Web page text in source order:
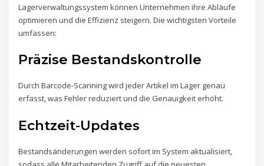
Lagerverwaltungssystem können Unternehmen ihre Abläufe
optimieren und die Effizienz steigern. Die wichtigsten Vorteile
umfassen:
Präzise Bestandskontrolle
Durch Barcode-Scanning wird jeder Artikel im Lager genau
erfasst, was Fehler reduziert und die Genauigkeit erhöht.
Echtzeit-Updates
Bestandsänderungen werden sofort im System aktualisiert,